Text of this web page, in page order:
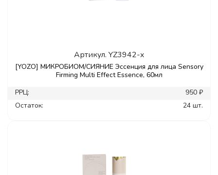
Артикул. YZ3942-x
[YOZO] МИКРОБИОМ/СИЯНИЕ Эссенция для лица Sensory
Firming Multi Effect Essence, 60мл
РРЦ:
950 ₽
Остаток:
24 шт.